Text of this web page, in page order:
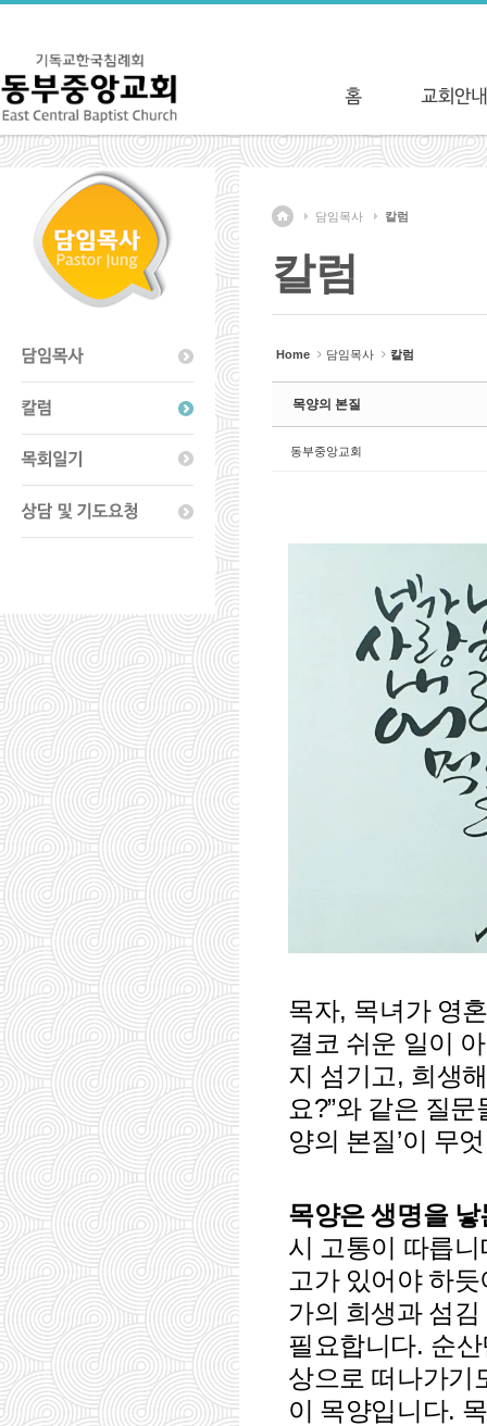
담임목사 칼럼
칼럼
Home 담임목사 칼럼
목양의 본질
동부중앙교회
목자, 목녀가 영
결코 쉬운 일이
지 섬기고, 희생
요?”와 같은 질문
양의 본질’이 무
목양은 생명을
시 고통이 따릅니
고가 있어야 하듯
가의 희생과 섬
필요합니다. 순
상으로 떠나가기
이 목양입니다.